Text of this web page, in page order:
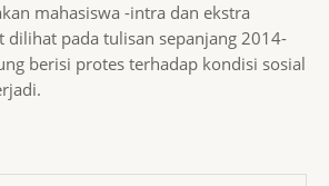
mahasiswa -intra dan ekstra
dilihat pada tulisan sepanjang 2014-
berisi protes terhadap kondisi sosial